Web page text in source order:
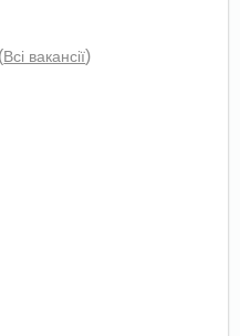
(Всі вакансії)